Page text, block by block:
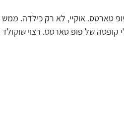
ארוחות בוקר
טארטס. אוקיי, לא רק כילדה.
של פופ טארטס. רצוי שוקולד